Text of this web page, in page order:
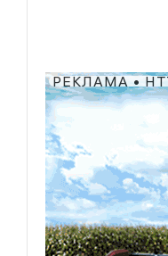
РЕКЛАМА •